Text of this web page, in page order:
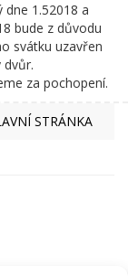
dne 1.52018 a
bude z důvodu
svátku uzavřen
dvůr.
za pochopení.
STRÁNKA